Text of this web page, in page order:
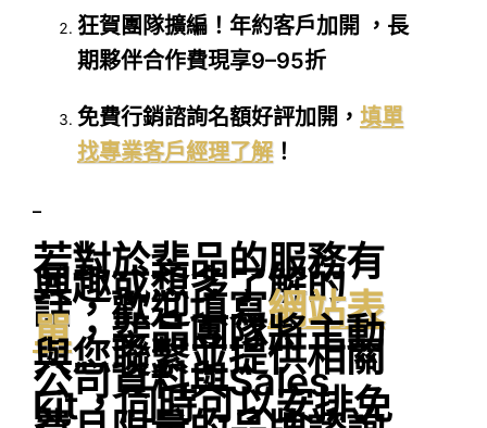
狂賀團隊擴編！年約客戶加開 ，長
期夥伴合作費現享9–95折
免費行銷諮詢名額好評加開，填單
找專業客戶經理了解！
–
若對於斐品的服務有
興趣或想多了解的
話，歡迎填寫網站表
單，斐品團隊將主動
與您聯繫並提供相關
公司資料與Sales
kit，同時可以安排免